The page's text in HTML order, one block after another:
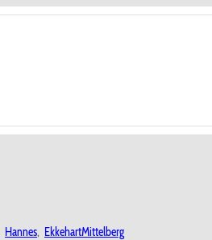
Hannes, EkkehartMittelberg